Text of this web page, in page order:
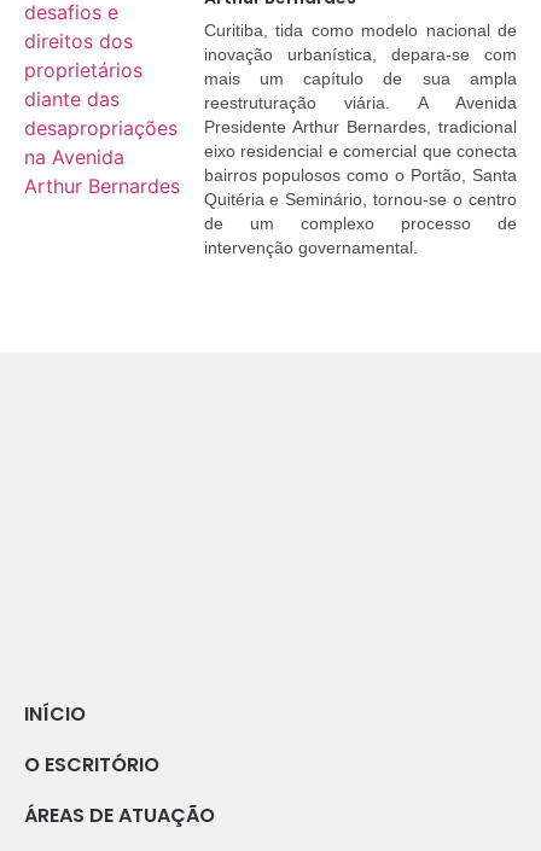
Curitiba, tida como modelo nacional de
inovação urbanística, depara-se com
mais um capítulo de sua ampla
reestruturação viária. A Avenida
Presidente Arthur Bernardes, tradicional
eixo residencial e comercial que conecta
bairros populosos como o Portão, Santa
Quitéria e Seminário, tornou-se o centro
de um complexo processo de
intervenção governamental.
INÍCIO
O ESCRITÓRIO
ÁREAS DE ATUAÇÃO